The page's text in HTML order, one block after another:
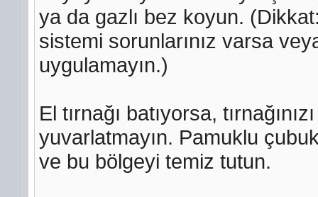
ya da gazlı bez koyun.
sistemi sorunlarınız varsa
uygulamayın.)
El tırnağı batıyorsa,
yuvarlatmayın. Pamuklu
ve bu bölgeyi temiz tutun.